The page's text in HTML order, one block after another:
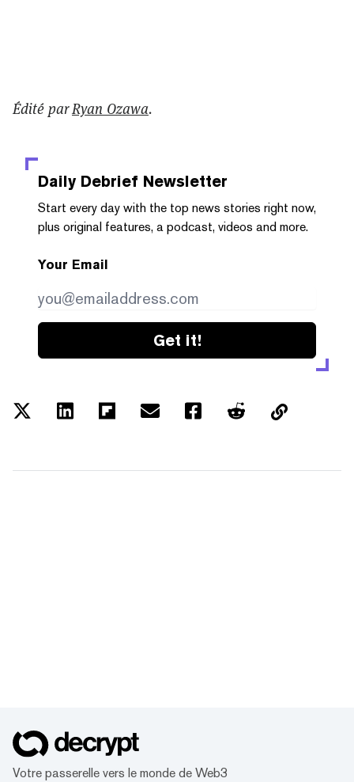
Édité parRyan Ozawa.
Daily Debrief Newsletter
Start every day with the top news stories right now,
plus original features, a podcast, videos and more.
Your Email
Get it!
Votre passerelle vers le monde de Web3